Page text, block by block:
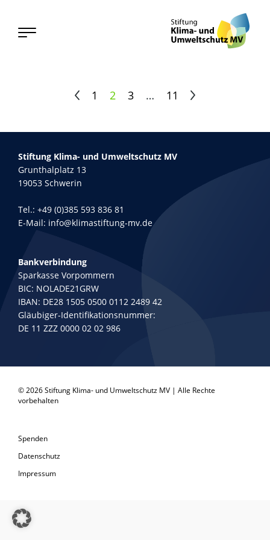
1 2 3 … 11
Stiftung Klima- und Umweltschutz MV
Grunthalplatz 13
19053 Schwerin
Tel.: +49 (0)385 593 836 81
E-Mail: info@klimastiftung-mv.de
Bankverbindung
Sparkasse Vorpommern
BIC: NOLADE21GRW
IBAN: DE28 1505 0500 0112 2489 42
Gläubiger-Identifikationsnummer:
DE 11 ZZZ 0000 02 02 986
© 2026 Stiftung Klima- und Umweltschutz MV | Alle Rechte
vorbehalten
Spenden
Datenschutz
Impressum